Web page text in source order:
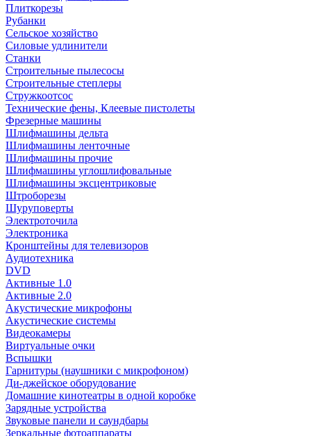
Плиткорезы
Рубанки
Сельское хозяйство
Силовые удлинители
Станки
Строительные пылесосы
Строительные степлеры
Стружкоотсос
Технические фены, Клеевые пистолеты
Фрезерные машины
Шлифмашины дельта
Шлифмашины ленточные
Шлифмашины прочие
Шлифмашины углошлифовальные
Шлифмашины эксцентриковые
Штроборезы
Шуруповерты
Электроточила
Электроника
Кронштейны для телевизоров
Аудиотехника
DVD
Активные 1.0
Активные 2.0
Акустические микрофоны
Акустические системы
Видеокамеры
Виртуальные очки
Вспышки
Гарнитуры (наушники с микрофоном)
Ди-джейское оборудование
Домашние кинотеатры в одной коробке
Зарядные устройства
Звуковые панели и саундбары
Зеркальные фотоаппараты